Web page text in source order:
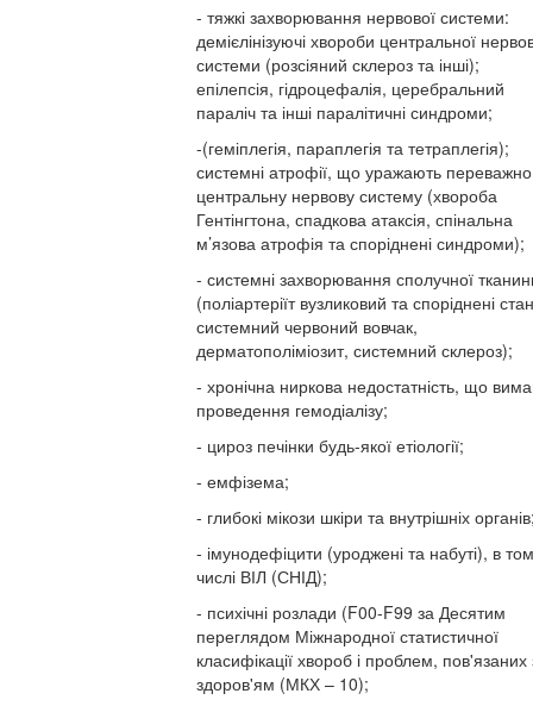
- тяжкі захворювання нервової системи:
демієлінізуючі хвороби центральної
системи (розсіяний склероз та інші);
епілепсія, гідроцефалія, церебральний
параліч та інші паралітичні синдроми;
-(геміплегія, параплегія та тетраплегія);
системні атрофії, що уражають переважно
центральну нервову систему (хвороба
Гентінгтона, спадкова атаксія, спінальна
м’язова атрофія та споріднені синдроми);
- системні захворювання сполучної
(поліартеріїт вузликовий та споріднені
системний червоний вовчак,
дерматополіміозит, системний склероз);
- хронічна ниркова недостатність, що
проведення гемодіалізу;
- цироз печінки будь-якої етіології;
- емфізема;
- глибокі мікози шкіри та внутрішніх
- імунодефіцити (уроджені та набуті), в
числі ВІЛ (СНІД);
- психічні розлади (F00-F99 за Десятим
переглядом Міжнародної статистичної
класифікації хвороб і проблем, пов'язаних
здоров'ям (МКХ – 10);